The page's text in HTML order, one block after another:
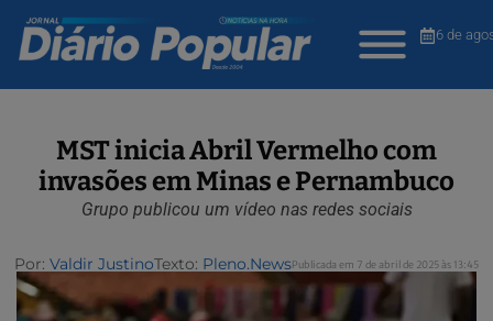
6 de
MST inicia Abril Vermelho com
invasões em Minas e Pernambuco
Grupo publicou um vídeo nas redes sociais
Por: Valdir JustinoTexto: Pleno.NewsPublicada em 7 de abril de 2025 às 13:45